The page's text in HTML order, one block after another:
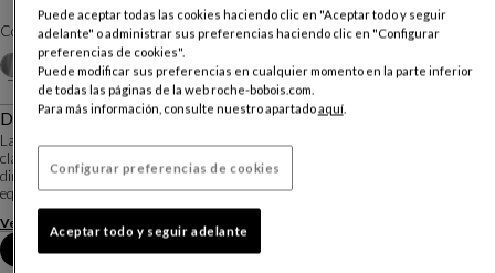
Color :Alu vernis naturel
+3
Descripción
La forma particular del cono de las mesas de centro Ovni, dan la impresión de
clavarse hacia abajo y las finas rayas concéntricas añaden un efecto
dinámico. La silueta se afina y se prolonga armoniosamente hasta el zócalo, en
equilibrio sobre el disc...
Ver más Descargar la ficha técnica
Reserva una cita en tienda
Puede aceptar todas las cookies haciendo clic en "Aceptar todo y seguir
adelante" o administrar sus preferencias haciendo clic en "Configurar
preferencias de cookies".
Puede modificar sus preferencias en cualquier momento en la parte inferior
de todas las páginas de la web roche-bobois.com.
Para más información, consulte nuestro apartadoaquí.
Configurar preferencias de cookies
Aceptar todo y seguir adelante